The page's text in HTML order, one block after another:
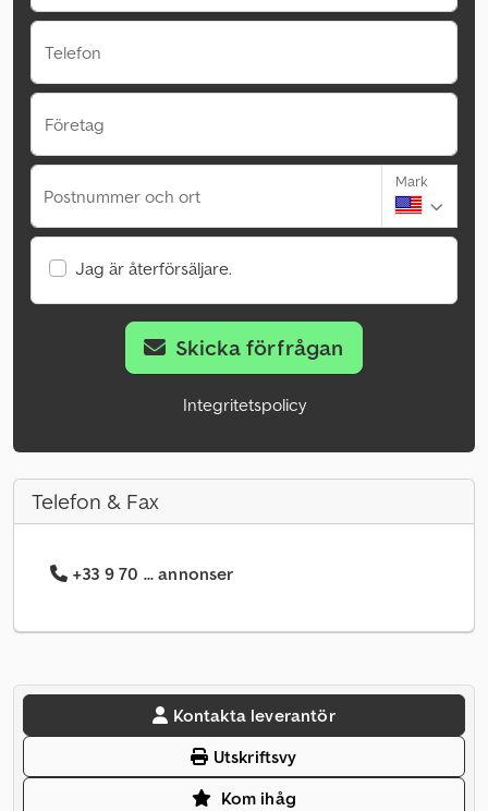
Telefon
Företag
Postnummer och ort
Mark
Jag är återförsäljare.
Skicka förfrågan
Integritetspolicy
Telefon & Fax
+33 9 70 ... annonser
Kontakta leverantör
Utskriftsvy
Kom ihåg